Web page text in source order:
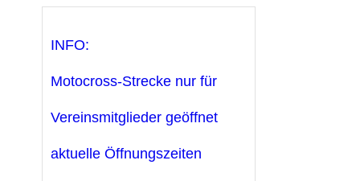
INFO:
Motocross-Strecke nur für
Vereinsmitglieder geöffnet
aktuelle Öffnungszeiten